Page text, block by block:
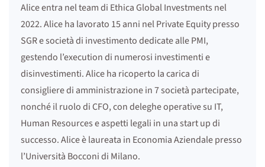
Alice entra nel team di Ethica Global Investments nel
2022. Alice ha lavorato 15 anni nel Private Equity presso
SGR e società di investimento dedicate alle PMI,
gestendo l’execution di numerosi investimenti e
disinvestimenti. Alice ha ricoperto la carica di
consigliere di amministrazione in 7 società partecipate,
nonché il ruolo di CFO, con deleghe operative su IT,
Human Resources e aspetti legali in una start up di
successo. Alice è laureata in Economia Aziendale presso
l’Università Bocconi di Milano.